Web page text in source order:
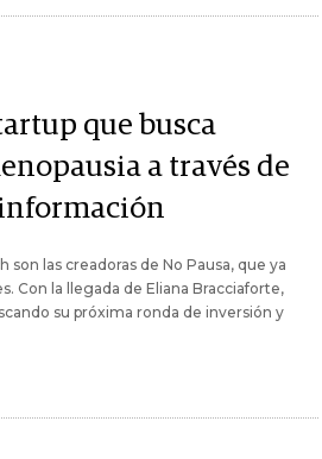
que busca
a través de
son las creadoras de No Pausa, que ya
Con la llegada de Eliana Bracciaforte,
su próxima ronda de inversión y